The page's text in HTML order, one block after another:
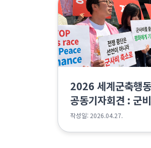
2026 세계군축행
공동기자회견 : 군
의 종착역은 전쟁일
작성일: 2026.04.27.